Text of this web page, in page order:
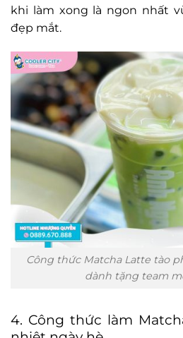
khi làm xong là ngon nhất
đẹp mắt.
Công thức Matcha Latte tào
dành tặng team
4. Công thức làm